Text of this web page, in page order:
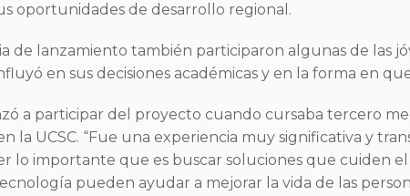
oportunidades de desarrollo regional.
de lanzamiento también participaron algunas de las
en sus decisiones académicas y en la forma en
a participar del proyecto cuando cursaba tercero
la UCSC. “Fue una experiencia muy significativa y
lo importante que es buscar soluciones que cuiden
pueden ayudar a mejorar la vida de las